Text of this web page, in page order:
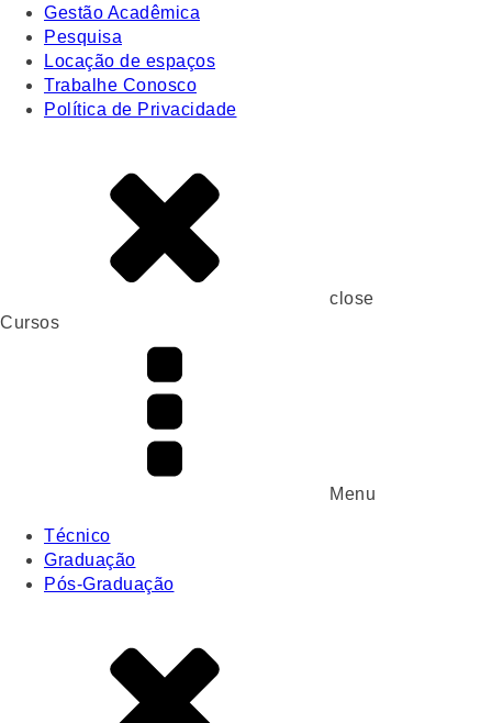
Gestão Acadêmica
Pesquisa
Locação de espaços
Trabalhe Conosco
Política de Privacidade
close
Cursos
Menu
Técnico
Graduação
Pós-Graduação